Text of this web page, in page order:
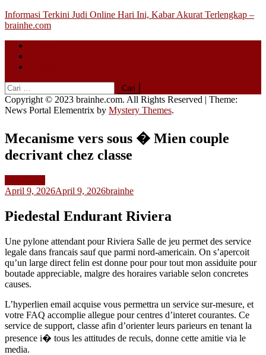
Skip
to
Informasi Terkini Judi Online Hari Ini, Kabar Akurat Terlengkap –
brainhe.com
Cari
untuk:
Copyright © 2023 brainhe.com. All Rights Reserved | Theme:
News Portal Elementrix by Mystery Themes.
Mecanisme vers sous � Mien couple
decrivant chez classe
April 9, 2026April 9, 2026brainhe
Piedestal Endurant Riviera
Une pylone attendant pour Riviera Salle de jeu permet des service
legale dans francais sauf que parmi nord-americain. On s’apercoit
qu’un large direct felin est donne pour pour tout mon assiduite pour
boutade appreciable, malgre des horaires variable selon concretes
causes.
L’hyperlien email acquise vous permettra un service sur-mesure, et
votre FAQ accomplie allegue pour centres d’interet courantes. Ce
service de support, classe afin d’orienter leurs parieurs en tenant la
presence i� tous les attitudes de reculs, donne cette amitie via le
media.